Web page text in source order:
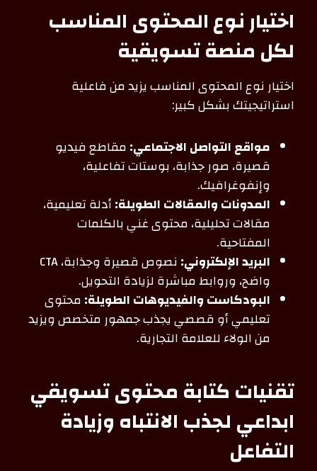
اختيار نوع المحتوى المناسب
لكل منصة تسويقية
اختيار نوع المحتوى المناسب يزيد من فاعلية
استراتيجيتك بشكل كبير:
مواقع التواصل الاجتماعي:مقاطع فيديو
قصيرة، صور جذابة، بوستات تفاعلية،
وإنفوغرافيك.
المدونات والمقالات الطويلة:أدلة تعليمية،
مقالات تحليلية، محتوى غني بالكلمات
المفتاحية.
البريد الإلكتروني:
نصوص قصيرة وجذابة، CTA
واضح، وروابط مباشرة لزيادة التحويل.
البودكاست والفيديوهات الطويلة:محتوى
تعليمي أو قصصي يجذب جمهور متخصص ويزيد
من الولاء للعلامة التجارية.
تقنيات كتابة محتوى تسويقي
ابداعي لجذب الانتباه وزيادة
التفاعل